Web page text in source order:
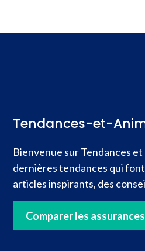
Tendances-et-
Bienvenue sur Tendances
dernières tendances qui
articles inspirants, des
Comparer les assurances